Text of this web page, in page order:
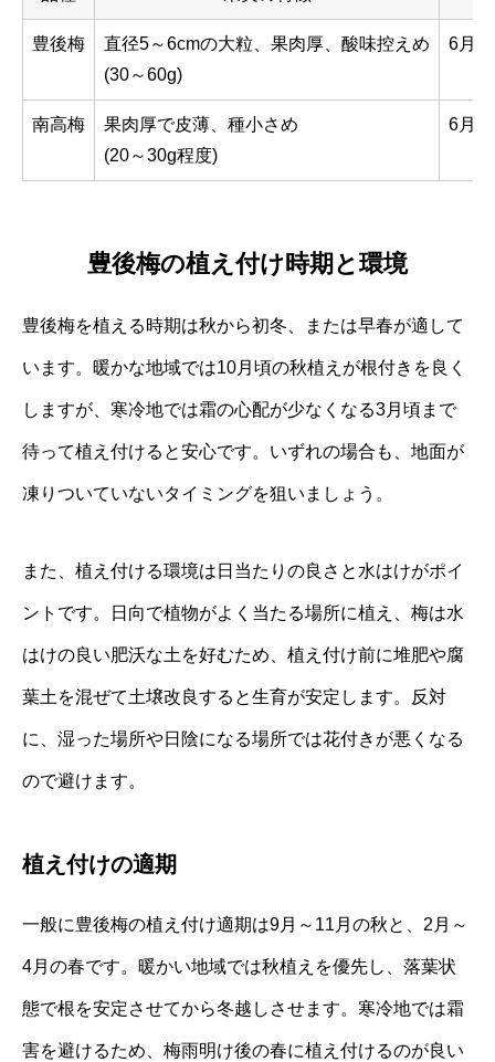
豊後梅
直径5～6cmの大粒、果肉厚、酸味控えめ
(30～60g)
6月
南高梅
果肉厚で皮薄、種小さめ
(20～30g程度)
6月
豊後梅の植え付け時期と環境
豊後梅を植える時期は秋から初冬、または早春が適して
います。暖かな地域では10月頃の秋植えが根付きを良く
しますが、寒冷地では霜の心配が少なくなる3月頃まで
待って植え付けると安心です。いずれの場合も、地面が
凍りついていないタイミングを狙いましょう。
また、植え付ける環境は日当たりの良さと水はけがポイ
ントです。日向で植物がよく当たる場所に植え、梅は水
はけの良い肥沃な土を好むため、植え付け前に堆肥や腐
葉土を混ぜて土壌改良すると生育が安定します。反対
に、湿った場所や日陰になる場所では花付きが悪くなる
ので避けます。
植え付けの適期
一般に豊後梅の植え付け適期は9月～11月の秋と、2月～
4月の春です。暖かい地域では秋植えを優先し、落葉状
態で根を安定させてから冬越しさせます。寒冷地では霜
害を避けるため、梅雨明け後の春に植え付けるのが良い